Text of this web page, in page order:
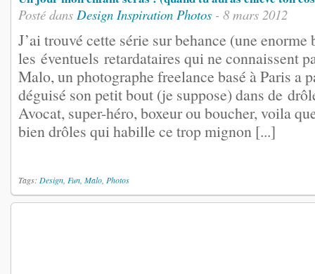
Posté dans Design Inspiration Photos - 8 mars 2012
J’ai trouvé cette série sur behance (une
les éventuels retardataires qui ne connaissent
Malo, un photographe freelance basé à Paris a
déguisé son petit bout (je suppose) dans de
Avocat, super-héro, boxeur ou boucher, voila
bien drôles qui habille ce trop mignon [...]
Tags: Design Fun Malo Photos